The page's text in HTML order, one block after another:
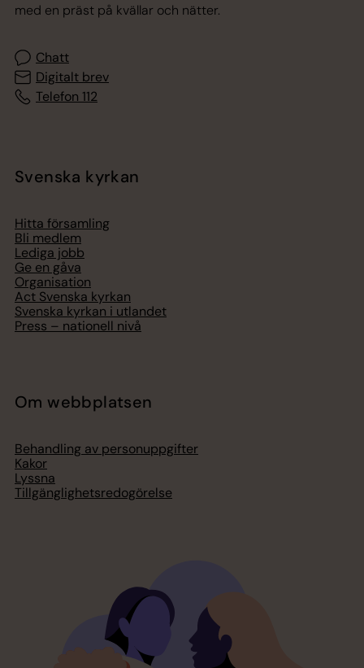
med en präst på kvällar och nätter.
Chatt
Digitalt brev
Telefon 112
Svenska kyrkan
Hitta församling
Bli medlem
Lediga jobb
Ge en gåva
Organisation
Act Svenska kyrkan
Svenska kyrkan i utlandet
Press – nationell nivå
Om webbplatsen
Behandling av personuppgifter
Kakor
Lyssna
Tillgänglighetsredogörelse